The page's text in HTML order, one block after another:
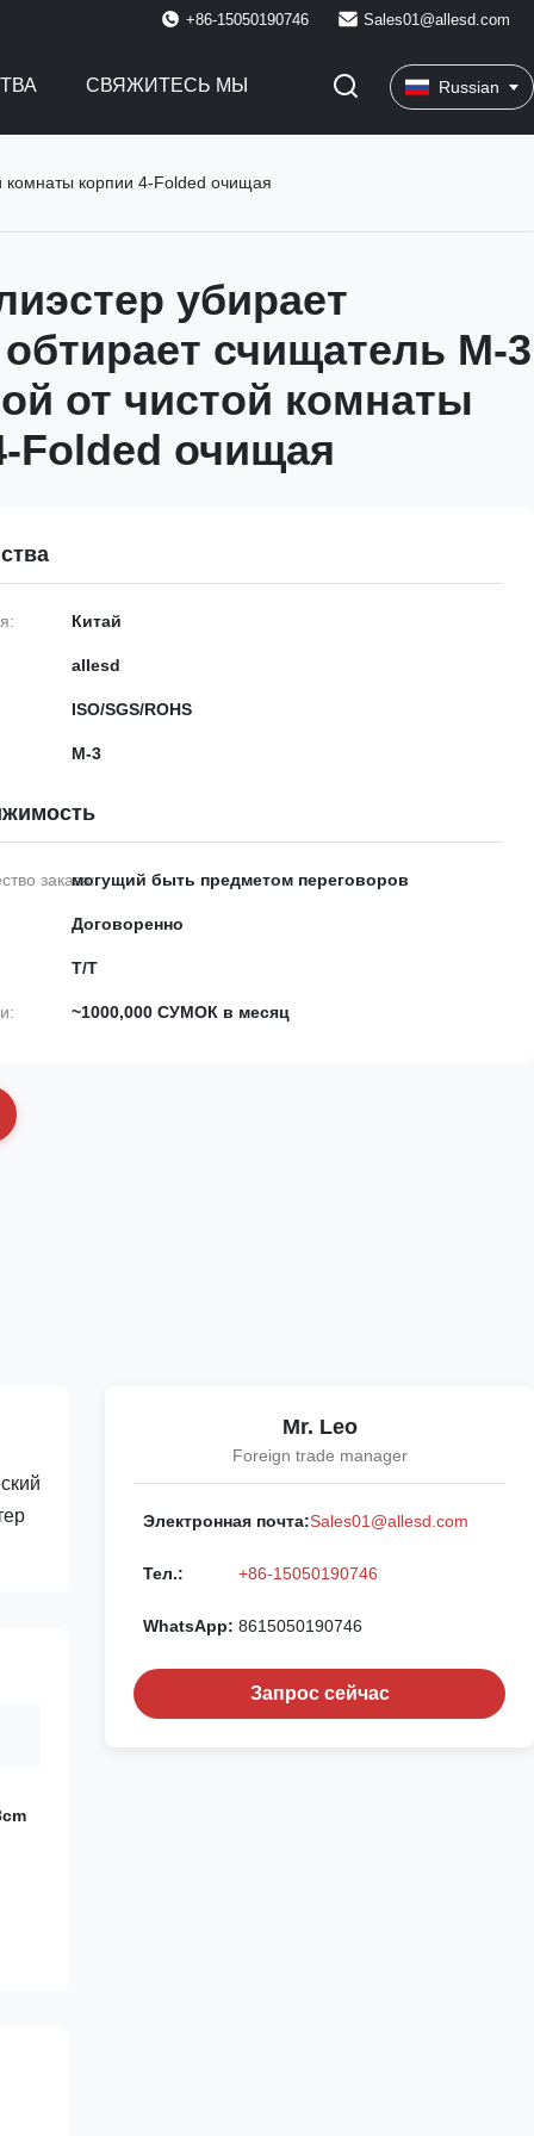
+86-15050190746 Sales01@allesd.com
СВЯЖИТЕСЬ МЫ Russian
комнаты корпии 4-Folded очищая
убирает
счищатель M-3
от чистой комнаты
Folded очищая
Китай
allesd
ISO/SGS/ROHS
М-3
заказа:могущий быть предметом переговоров
Договоренно
T/T
~1000,000 СУМОК в месяц
Mr. Leo
Foreign trade manager
Электронная почта:Sales01@allesd.com
Тел.: +86-15050190746
WhatsApp: 8615050190746
Запрос сейчас